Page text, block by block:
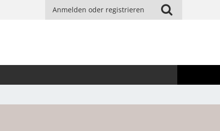
Anmelden oder registrieren